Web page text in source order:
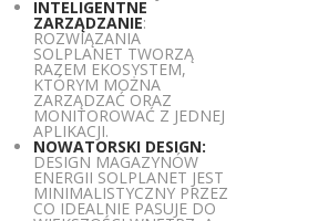
INTELIGENTNE
ZARZĄDZANIE:
ROZWIĄZANIA
SOLPLANET TWORZĄ
RAZEM EKOSYSTEM,
KTÓRYM MOŻNA
ZARZĄDZAĆ ORAZ
MONITOROWAĆ Z JEDNEJ
APLIKACJI.
NOWATORSKI DESIGN:
DESIGN MAGAZYNÓW
ENERGII SOLPLANET JEST
MINIMALISTYCZNY PRZEZ
CO IDEALNIE PASUJE DO